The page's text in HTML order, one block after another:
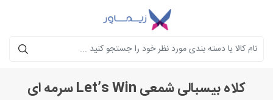
جستجو
کلاه بیسبالی شمعی Let’s Win سرمه ای